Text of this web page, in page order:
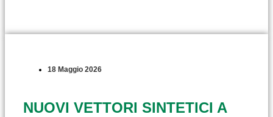
18 Maggio 2026
NUOVI VETTORI SINTETICI A